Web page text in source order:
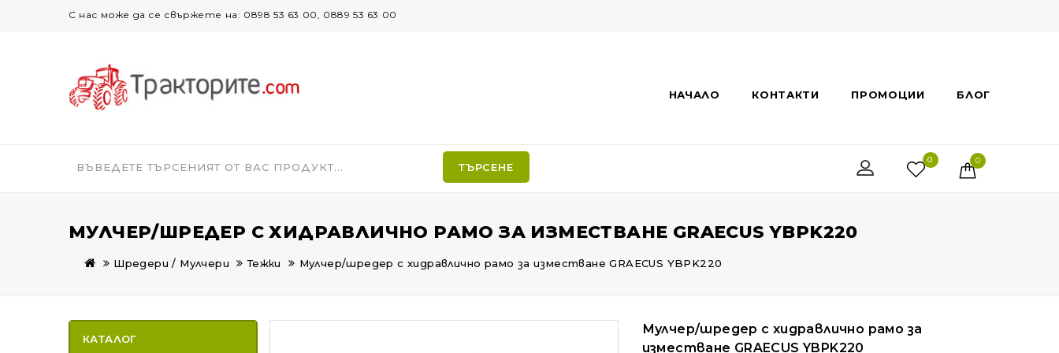
С нас може да се свържете на: 0898 53 63 00, 0889 53 63 00
НАЧАЛО КОНТАКТИ ПРОМОЦИИ БЛОГ
ТЪРСЕНЕ
0 0
МУЛЧЕР/ШРЕДЕР С ХИДРАВЛИЧНО РАМО ЗА ИЗМЕСТВАНЕ GRAECUS YBPK220
Шредери / Мулчери Тежки Мулчер/шредер с хидравлично рамо за изместване GRAECUS YBPK220
КАТАЛОГ
Мулчер/шредер с хидравлично рамо за
изместване GRAECUS YBPK220